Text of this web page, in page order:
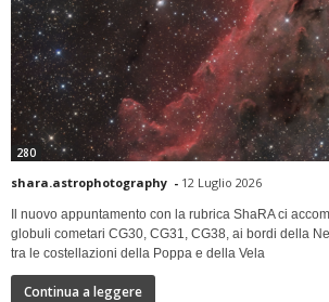
280
shara.astrophotography - 12 Luglio 2026
Il nuovo appuntamento con la rubrica ShaRA ci
globuli cometari CG30, CG31, CG38, ai bordi della
tra le costellazioni della Poppa e della Vela
Continua a leggere